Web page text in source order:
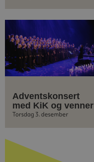
Adventskonsert
med KiK og venner
Torsdag 3. desember